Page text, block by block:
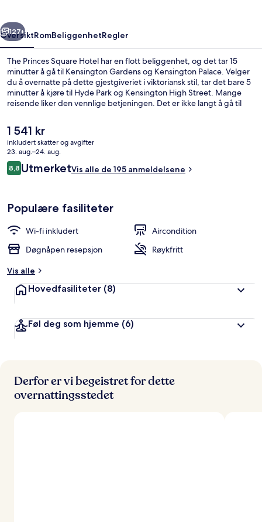
Neste
127+
OversiktRomBeliggenhetRegler
The Princes Square Hotel har en flott beliggenhet, og det tar 15
minutter å gå til Kensington Gardens og Kensington Palace. Velger
du å overnatte på dette gjestgiveriet i viktoriansk stil, tar det bare 5
minutter å kjøre til Hyde Park og Kensington High Street. Mange
reisende liker den vennlige betjeningen. Det er ikke langt å gå til
Bayswater undergrunnsstasjon og 7 minutter å gå til Queensway
undergrunnsstasjon.
Den
nåværende
prisen
er
1 541 kr
1 541 kr
inkludert skatter og avgifter
23. aug.–24. aug.
Anmeldelser
8,88,8 av 10 –
UtmerketVis alle de 195 anmeldelsene
Populære fasiliteter
Wi-fi inkludert
Aircondition
Døgnåpen resepsjon
Røykfritt
Vis alle
Hovedfasiliteter (8)
Føl deg som hjemme (6)
Derfor er vi begeistret for dette
overnattingsstedet